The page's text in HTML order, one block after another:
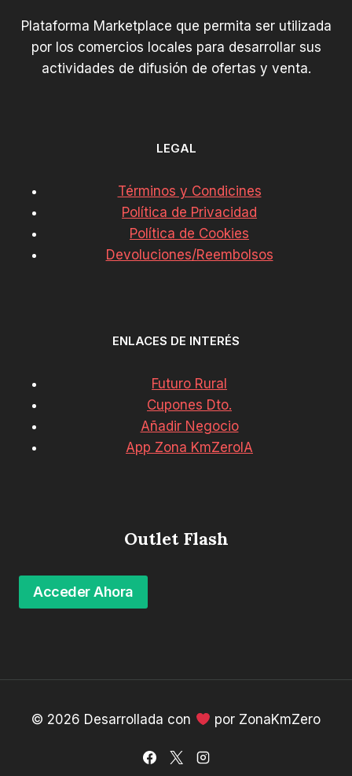
Plataforma Marketplace que permita ser utilizada
por los comercios locales para desarrollar sus
actividades de difusión de ofertas y venta.
LEGAL
Términos y Condicines
Política de Privacidad
Política de Cookies
Devoluciones/Reembolsos
ENLACES DE INTERÉS
Futuro Rural
Cupones Dto.
Añadir Negocio
App Zona KmZeroIA
Outlet Flash
Acceder Ahora
© 2026 Desarrollada con por ZonaKmZero